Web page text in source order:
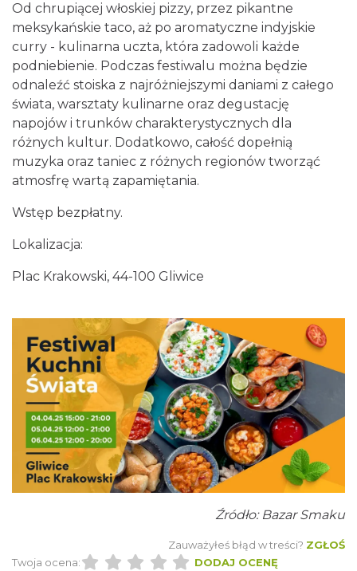
Silesia Memoriał Kamili Skolimowskiej
Chorzów
2026-08-23
19.21 km
Silesia Marathon 2026
2026-10-04
19.21 km
Fajer Festiwal 2026
Chorzów
Od chrupiącej włoskiej pizzy, przez pikantne
meksykańskie taco, aż po aromatyczne indyjskie
curry - kulinarna uczta, która zadowoli każde
podniebienie. Podczas festiwalu można będzie
odnaleźć stoiska z najróżniejszymi daniami z całego
świata, warsztaty kulinarne oraz degustację
napojów i trunków charakterystycznych dla
różnych kultur. Dodatkowo, całość dopełnią
muzyka oraz taniec z różnych regionów tworząć
atmosfrę wartą zapamiętania.
Wstęp bezpłatny.
Lokalizacja:
Plac Krakowski, 44-100 Gliwice
Źródło: Bazar Smaku
Zauważyłeś błąd w treści? ZGŁOŚ
Twoja ocena:
DODAJ OCENĘ